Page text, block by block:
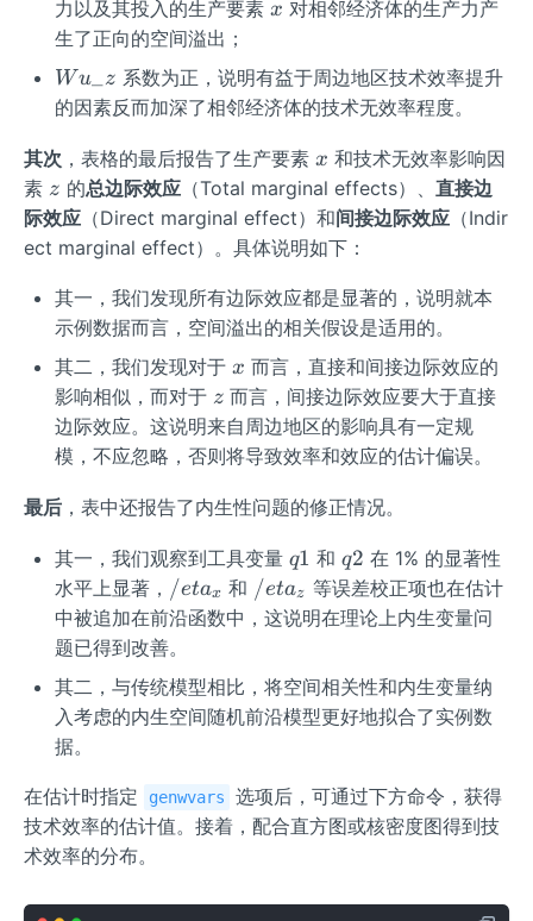
\_
o
力以及其投入的生产要素 x
x 对相邻经济体的生产力产
生了正向的空间溢出；
W
u
z
Wu z 系数为正，说明有益于周边地区技术效率提升
的因素反而加深了相邻经济体的技术无效率程度。
其次 ，表格的最后报告了生产要素 x
x 和技术无效率影响因
素 z
z 的总边际效应（Total marginal effects）、 直接边
际效应 （Direct marginal effect）和间接边际效应 （Indir
ect marginal effect）。具体说明如下：
其一，我们发现所有边际效应都是显著的，说明就本
示例数据而言，空间溢出的相关假设是适用的。
其二，我们发现对于 x
x 而言，直接和间接边际效应的
影响相似，而对于 z
z 而言，间接边际效应要大于直接
边际效应。这说明来自周边地区的影响具有一定规
模，不应忽略，否则将导致效率和效应的估计偏误。
最后 ，表中还报告了内生性问题的修正情况。
其一，我们观察到工具变量 q
1
q1 和q
2
q2 在 1% 的显著性
水平上显著， /
e
t
_
x
/etax 和 /
_
z
/etaz 等误差校正项也在估计
中被追加在前沿函数中，这说明在理论上内生变量问
题已得到改善。
其二，与传统模型相比，将空间相关性和内生变量纳
入考虑的内生空间随机前沿模型更好地拟合了实例数
据。
在估计时指定 genwvars
选项后，可通过下方命令，获得
技术效率的估计值。接着，配合直方图或核密度图得到技
术效率的分布。